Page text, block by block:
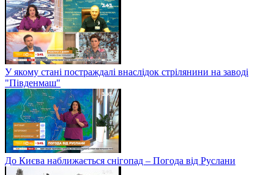
У якому стані постраждалі внаслідок стрілянини на заводі
"Південмаш"
До Києва наближається снігопад – Погода від Руслани